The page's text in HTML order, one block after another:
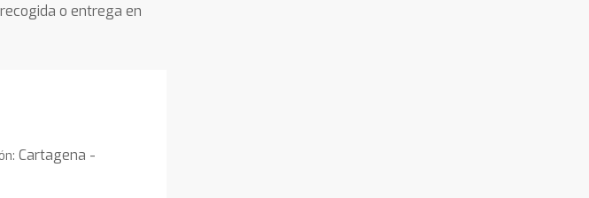
o entrega en
Cartagena -